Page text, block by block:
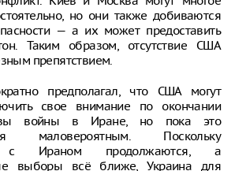
но они также добиваются
— а их может предоставить
Таким образом, отсутствие США
препятствием.
предполагал, что США могут
свое внимание по окончании
войны в Иране, но пока это
маловероятным. Поскольку
с Ираном продолжаются, а
выборы всё ближе, Украина для